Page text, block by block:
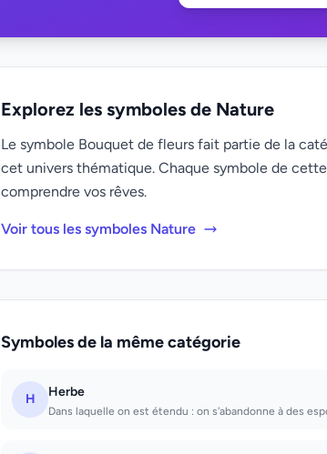
Explorez les symboles de Nature
Le symbole Bouquet de fleurs fait partie de la
cet univers thématique. Chaque symbole de
comprendre vos rêves.
Voir tous les symboles Nature
Symboles de la même catégorie
H Herbe
Dans laquelle on est étendu : on s'abandonne à des